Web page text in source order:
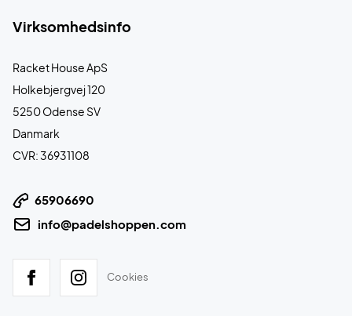
Virksomhedsinfo
Racket House ApS
Holkebjergvej 120
5250 Odense SV
Danmark
CVR: 36931108
65906690
info@padelshoppen.com
Cookies